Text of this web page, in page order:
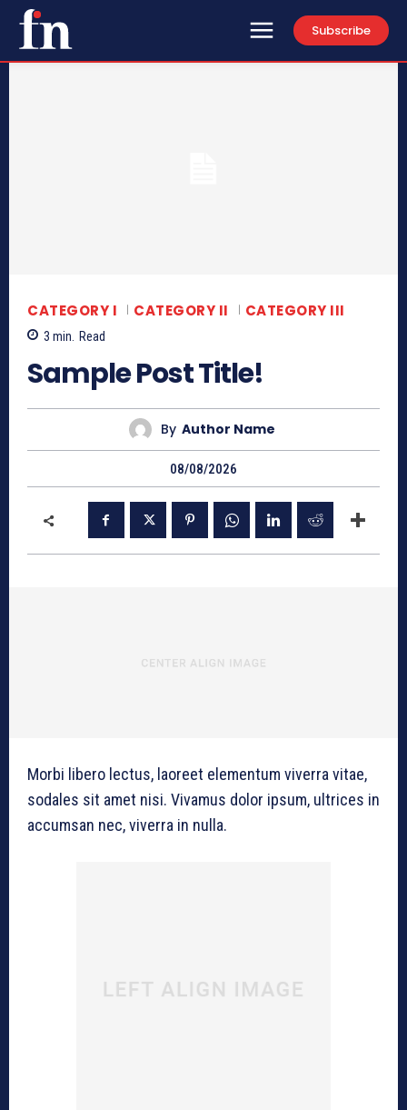
Subscribe
CATEGORY I CATEGORY II CATEGORY III
3 min. Read
Sample Post Title!
By Author Name
08/08/2026
Morbi libero lectus, laoreet elementum viverra vitae,
sodales sit amet nisi. Vivamus dolor ipsum, ultrices in
accumsan nec, viverra in nulla.